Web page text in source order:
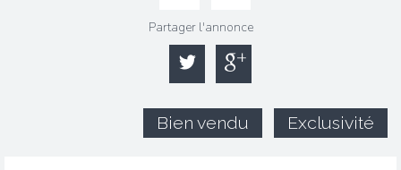
Partager l'annonce
Bien vendu Exclusivité